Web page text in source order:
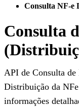
Consulta NF-e
Consulta
API de Consulta
Distribuição da
informações